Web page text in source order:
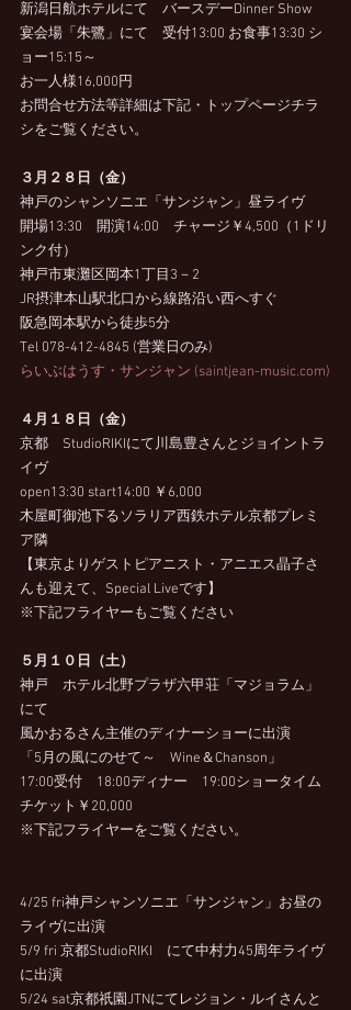
新潟日航ホテルにて　バースデーDinner Show
宴会場「朱鷺」にて　受付13:00 お食事13:30 シ
ョー15:15～
お一人様16,000円
お問合せ方法等詳細は下記・トップページチラ
シをご覧ください。
３月２８日（金）
神戸のシャンソニエ「サンジャン」昼ライヴ
開場13:30　開演14:00　チャージ￥4,500（1ドリ
ンク付）
神戸市東灘区岡本1丁目3－2
JR摂津本山駅北口から線路沿い西へすぐ
阪急岡本駅から徒歩5分
Tel 078-412-4845 (営業日のみ)
らいぶはうす・サンジャン (saintjean-music.com)
４月１８日（金）
京都　StudioRIKIにて川島豊さんとジョイントラ
イヴ
open13:30 start14:00 ￥6,000
木屋町御池下るソラリア西鉄ホテル京都プレミ
ア隣
【東京よりゲストピアニスト・アニエス晶子さ
んも迎えて、Special Liveです】
※下記フライヤーもご覧ください
５月１０日（土）
神戸　ホテル北野プラザ六甲荘「マジョラム」
にて
風かおるさん主催のディナーショーに出演
「5月の風にのせて～　Wine＆Chanson」
17:00受付　18:00ディナー　19:00ショータイム
チケット￥20,000
※下記フライヤーをご覧ください。
4/25 fri神戸シャンソニエ「サンジャン」お昼の
ライヴに出演
5/9 fri 京都StudioRIKI　にて中村力45周年ライヴ
に出演
5/24 sat京都祇園JTNにてレジョン・ルイさんと